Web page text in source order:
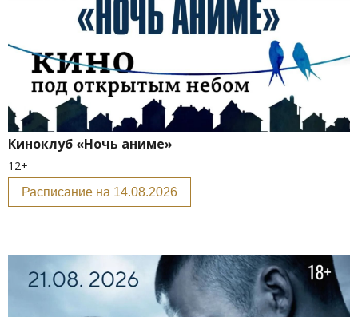
Киноклуб «Ночь аниме»
12+
Расписание на 14.08.2026